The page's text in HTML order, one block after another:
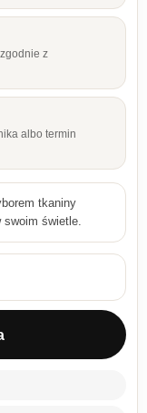
z
albo termin
tkaniny
swoim świetle.
na pościel